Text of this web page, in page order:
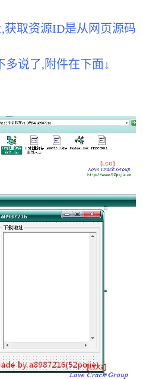
获取资源ID是从网页源码
多说了,附件在下面↓